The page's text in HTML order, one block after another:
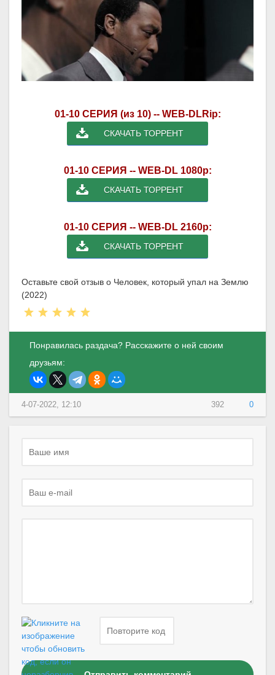
01-10 СЕРИЯ (из 10) -- WEB-DLRip:
СКАЧАТЬ ТОРРЕНТ
01-10 СЕРИЯ -- WEB-DL 1080p:
СКАЧАТЬ ТОРРЕНТ
01-10 СЕРИЯ -- WEB-DL 2160p:
СКАЧАТЬ ТОРРЕНТ
Оставьте свой отзыв о Человек, который упал на Землю
(2022)
Понравилась раздача? Расскажите о ней своим
друзьям:
392 0
4-07-2022, 12:10